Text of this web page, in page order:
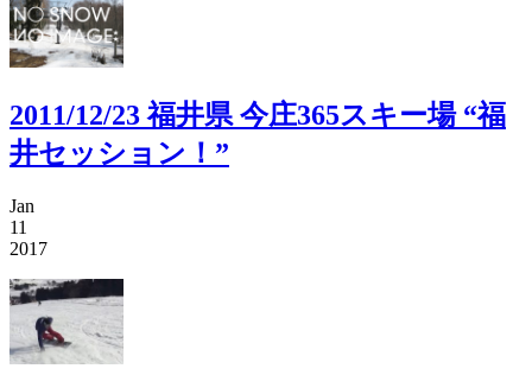
2011/12/23 福井県 今庄365スキー場 “福
井セッション！”
Jan
11
2017